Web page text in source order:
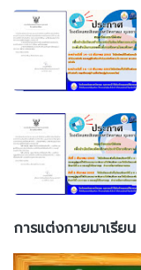
การแต่งกายมาเรียน